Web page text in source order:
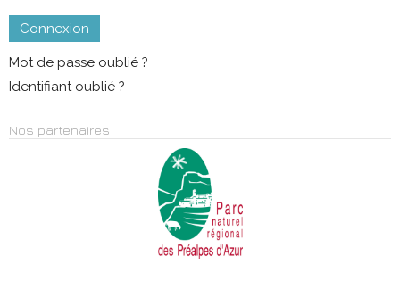
Connexion
Mot de passe oublié ?
Identifiant oublié ?
Nos partenaires